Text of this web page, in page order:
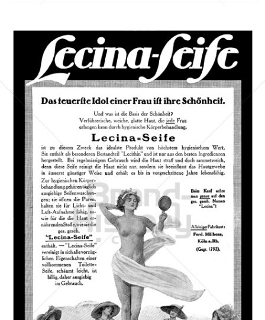
Lecina-Seife Ferd. Mülhens, Köln a. Rhein 1912